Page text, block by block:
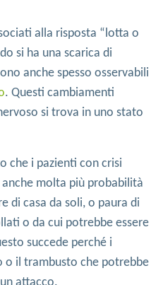
alla risposta “lotta o
si ha una scarica di
anche spesso osservabili
. Questi cambiamenti
si trova in uno stato
che i pazienti con crisi
molta più probabilità
di casa da soli, o paura di
o da cui potrebbe essere
succede perché i
o il trambusto che potrebbe